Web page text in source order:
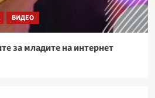
ВИДЕО
за младите на интернет